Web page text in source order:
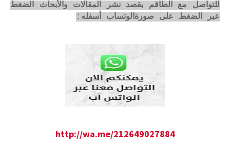
للتواصل مع الطاقم بقصد نشر المقالات والأبحاث الضغط
عبر الضغط على صورةالوتساب أسفله:
http://wa.me/212649027884